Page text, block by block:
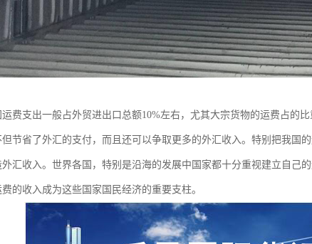
费支出一般占外贸进出口总额10%左右，尤其大宗货物的运费占的
节省了外汇的支付，而且还可以争取更多的外汇收入。特别把我国
汇收入。世界各国，特别是沿海的发展中国家都十分重视建立自己
的收入成为这些国家国民经济的重要支柱。